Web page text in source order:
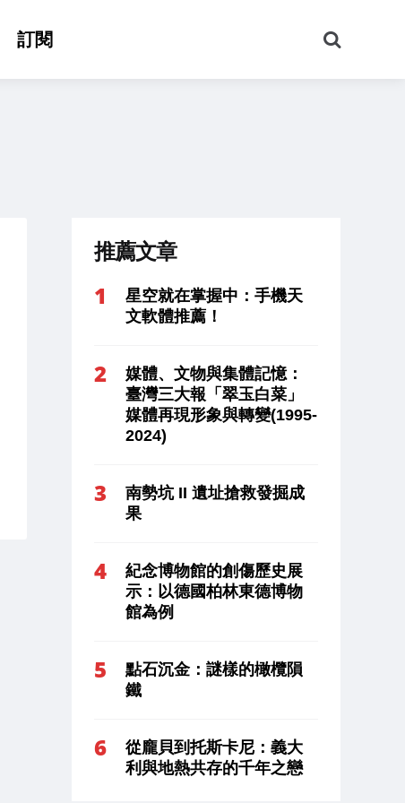
訂閱
尋
推薦文章
星空就在掌握中：手機天
文軟體推薦！
媒體、文物與集體記憶：
臺灣三大報「翠玉白菜」
媒體再現形象與轉變(1995-
2024)
南勢坑 II 遺址搶救發掘成
果
紀念博物館的創傷歷史展
示：以德國柏林東德博物
館為例
點石沉金：謎樣的橄欖隕
鐵
從龐貝到托斯卡尼：義大
利與地熱共存的千年之戀